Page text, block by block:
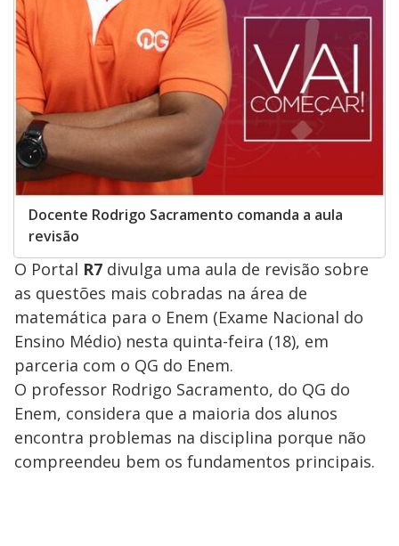
Docente Rodrigo Sacramento comanda a aula
revisão
O Portal R7 divulga uma aula de revisão sobre
as questões mais cobradas na área de
matemática para o Enem (Exame Nacional do
Ensino Médio) nesta quinta-feira (18), em
parceria com o QG do Enem.
O professor Rodrigo Sacramento, do QG do
Enem, considera que a maioria dos alunos
encontra problemas na disciplina porque não
compreendeu bem os fundamentos principais.